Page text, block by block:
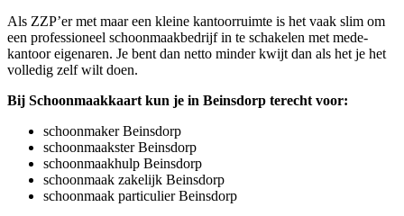
Als ZZP’er met maar een kleine kantoorruimte is het vaak slim om
een professioneel schoonmaakbedrijf in te schakelen met mede-
kantoor eigenaren. Je bent dan netto minder kwijt dan als het je het
volledig zelf wilt doen.
Bij Schoonmaakkaart kun je in Beinsdorp terecht voor:
schoonmaker Beinsdorp
schoonmaakster Beinsdorp
schoonmaakhulp Beinsdorp
schoonmaak zakelijk Beinsdorp
schoonmaak particulier Beinsdorp